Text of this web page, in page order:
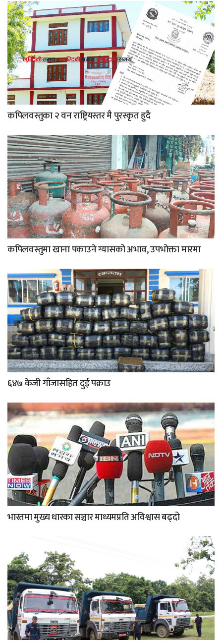
कपिलवस्तुका २ वन राष्ट्रियस्तर मै पुरस्कृत हुदै
कपिलवस्तुमा खाना पकाउने ग्यासको अभाव, उपभोक्ता मारमा
६४७ केजी गाँजासहित दुई पक्राउ
भारतमा मुख्य धारका सञ्चार माध्यमप्रति अविश्वास बढ्दो